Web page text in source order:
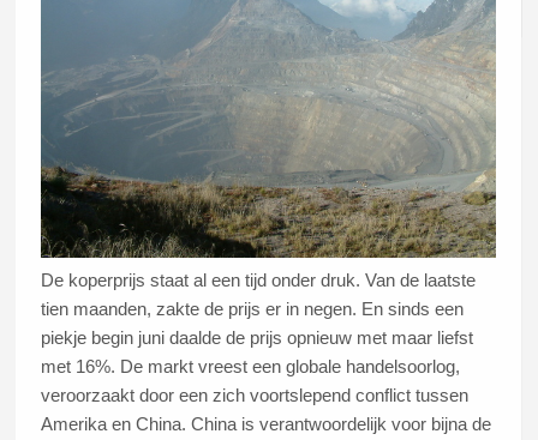
Lees dit artikel
De koperprijs staat al een tijd onder druk. Van de laatste
tien maanden, zakte de prijs er in negen. En sinds een
piekje begin juni daalde de prijs opnieuw met maar liefst
met 16%. De markt vreest een globale handelsoorlog,
veroorzaakt door een zich voortslepend conflict tussen
Amerika en China. China is verantwoordelijk voor bijna de